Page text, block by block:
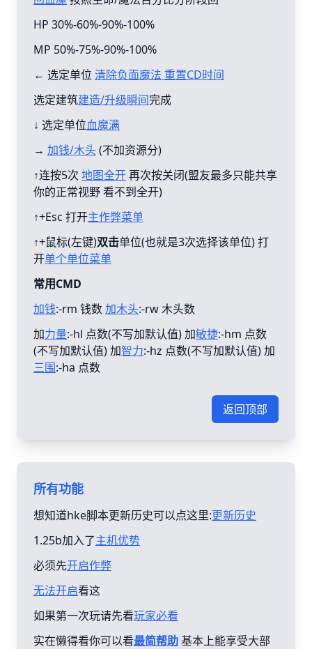
HP 30%-60%-90%-100%
MP 50%-75%-90%-100%
← 选定单位 清除负面魔法 重置CD时间
选定建筑建造/升级瞬间完成
↓ 选定单位血魔满
→ 加钱/木头(不加资源分)
↑连按5次 地图全开再次按关闭(盟友最多只能共享
你的正常视野 看不到全开)
↑+Esc 打开主作弊菜单
↑+鼠标(左键)双击单位(也就是3次选择该单位) 打
开单个单位菜单
常用CMD
加钱:-rm 钱数加木头:-rw 木头数
加力量:-hl 点数(不写加默认值) 加敏捷:-hm 点数
(不写加默认值) 加智力:-hz 点数(不写加默认值) 加
三围:-ha 点数
返回顶部
所有功能
想知道hke脚本更新历史可以点这里:更新历史
1.25b加入了主机优势
必须先开启作弊
无法开启看这
如果第一次玩请先看玩家必看
实在懒得看你可以看最简帮助基本上能享受大部